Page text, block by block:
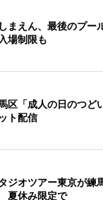
まえん、最後のプ
場制限も
区「成人の日のつ
ト配信
ジオツアー東京が練
休み限定で